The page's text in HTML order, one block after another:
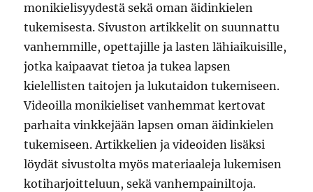
monikielisyydestä sekä oman äidinkielen
tukemisesta. Sivuston artikkelit on suunnattu
vanhemmille, opettajille ja lasten lähiaikuisille,
jotka kaipaavat tietoa ja tukea lapsen
kielellisten taitojen ja lukutaidon tukemiseen.
Videoilla monikieliset vanhemmat kertovat
parhaita vinkkejään lapsen oman äidinkielen
tukemiseen. Artikkelien ja videoiden lisäksi
löydät sivustolta myös materiaaleja lukemisen
kotiharjoitteluun, sekä vanhempainiltoja.